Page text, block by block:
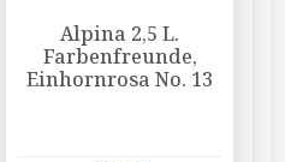
Alpina 2,5 L.
Farbenfreunde,
Einhornrosa No. 13